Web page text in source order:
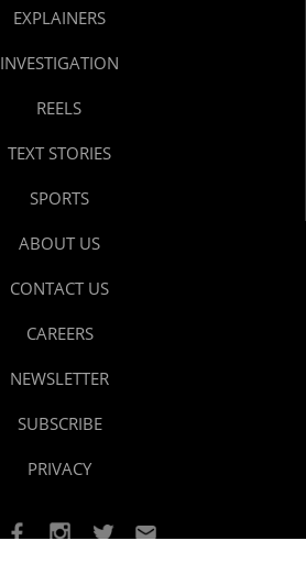
EXPLAINERS
INVESTIGATION
REELS
TEXT STORIES
SPORTS
ABOUT US
CONTACT US
CAREERS
NEWSLETTER
SUBSCRIBE
PRIVACY